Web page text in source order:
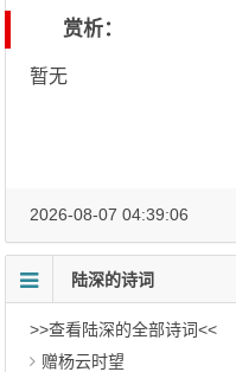
赏析：
暂无
2026-08-07 04:39:06
陆深的诗词
>>查看陆深的全部诗词<<
赠杨云时望